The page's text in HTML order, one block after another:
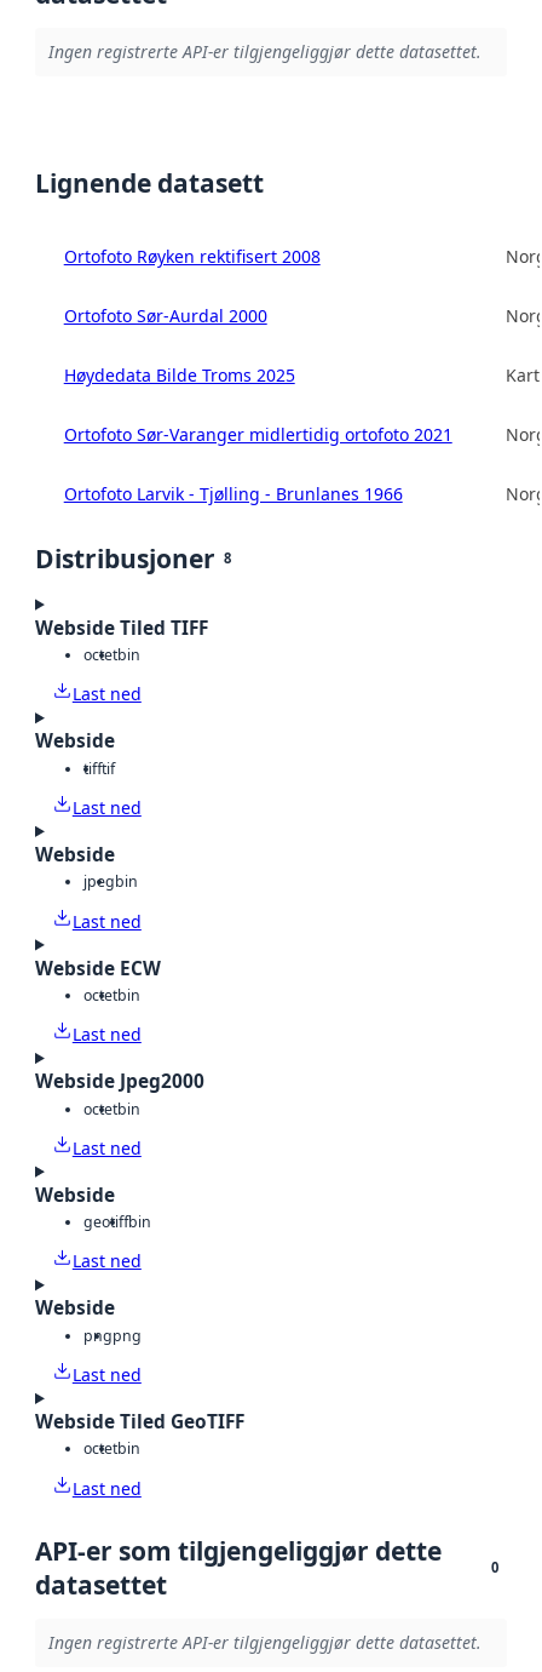
Ingen registrerte API-er tilgjengeliggjør dette datasettet.
Lignende datasett
Ortofoto Røyken rektifisert 2008
Ortofoto Sør-Aurdal 2000
Høydedata Bilde Troms 2025
Ortofoto Sør-Varanger midlertidig ortofoto 2021
Ortofoto Larvik - Tjølling - Brunlanes 1966
Distribusjoner 8
Webside Tiled TIFF
octetbin
Last ned
Webside
tifftif
Last ned
Webside
jpegbin
Last ned
Webside ECW
octetbin
Last ned
Webside Jpeg2000
octetbin
Last ned
Webside
geotiffbin
Last ned
Webside
pngpng
Last ned
Webside Tiled GeoTIFF
octetbin
Last ned
API-er som tilgjengeliggjør dette
datasettet
0
Ingen registrerte API-er tilgjengeliggjør dette datasettet.